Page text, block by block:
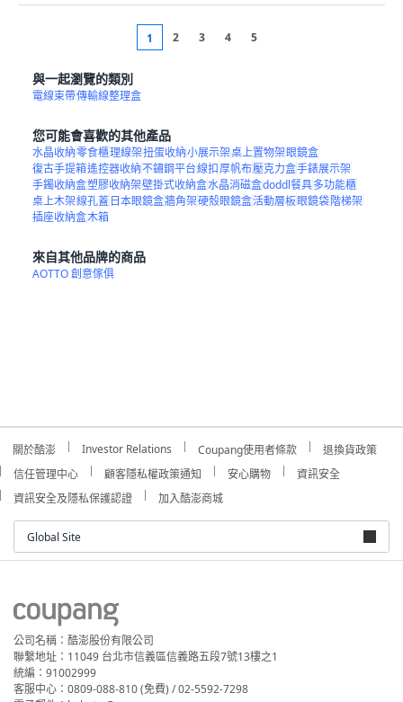
1 2 3 4 5
與一起瀏覽的類別
電線束帶傳輸線整理盒
您可能會喜歡的其他產品
水晶收納零食櫃理線架扭蛋收納小展示架桌上置物架眼鏡盒
復古手提箱遙控器收納不鏽鋼平台線扣厚帆布壓克力盒手錶展示架
手鐲收納盒塑膠收納架壁掛式收納盒水晶消磁盒doddl餐具多功能櫃
桌上木架線孔蓋日本眼鏡盒牆角架硬殼眼鏡盒活動層板眼鏡袋階梯架
插座收納盒木箱
來自其他品牌的商品
AOTTO 創意傢俱
關於酷澎 Investor Relations Coupang使用者條款
退換貨政策
信任管理中心
顧客隱私權政策通知 安心購物
資訊安全
資訊安全及隱私保護認證
加入酷澎商城
Global Site
公司名稱：酷澎股份有限公司
聯繫地址：11049 台北市信義區信義路五段7號13樓之1
統編：91002999
客服中心：0809-088-810 (免費) / 02-5592-7298